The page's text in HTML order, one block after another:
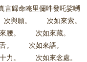
言歸命唵里儞吽發吒娑嚩
願。 次如來索。
。 次如來藏。
。 次如來語。
力。 次如來念處。